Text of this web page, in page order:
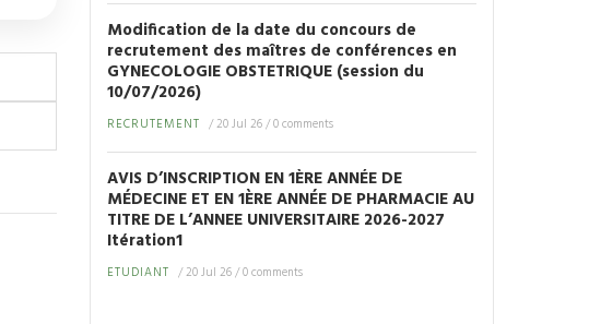
Modification de la date du concours de
recrutement des maîtres de conférences en
GYNECOLOGIE OBSTETRIQUE (session du
10/07/2026)
RECRUTEMENT /20 Jul 26/0 comments
AVIS D’INSCRIPTION EN 1ÈRE ANNÉE DE
MÉDECINE ET EN 1ÈRE ANNÉE DE PHARMACIE AU
TITRE DE L’ANNEE UNIVERSITAIRE 2026-2027
Itération1
ETUDIANT /20 Jul 26/0 comments